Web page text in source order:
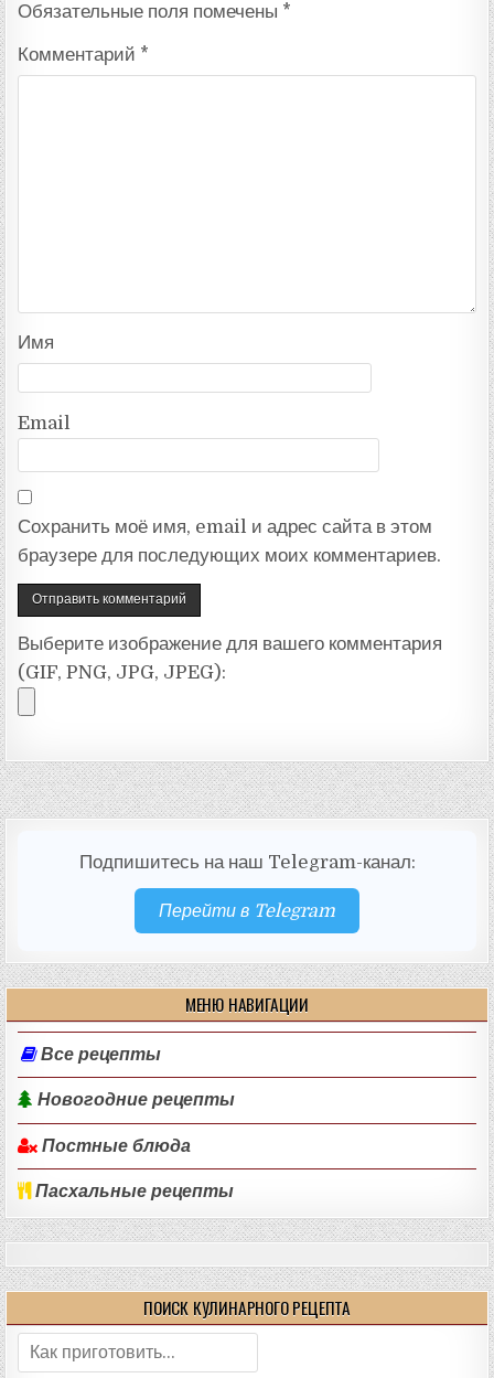
Обязательные поля помечены *
Комментарий *
Имя
Email
Сохранить моё имя, email и адрес сайта в этом
браузере для последующих моих комментариев.
Выберите изображение для вашего комментария
(GIF, PNG, JPG, JPEG):
Подпишитесь на наш Telegram-канал:
Перейти в Telegram
МЕНЮ НАВИГАЦИИ
Все рецепты
Новогодние рецепты
Постные блюда
Пасхальные рецепты
ПОИСК КУЛИНАРНОГО РЕЦЕПТА
Поиск: